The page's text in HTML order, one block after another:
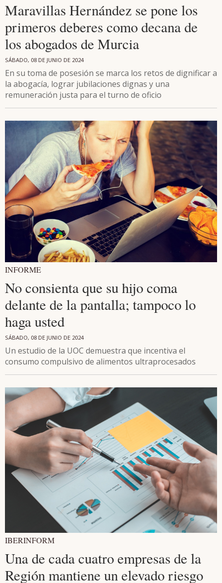
Maravillas Hernández se pone los
primeros deberes como decana de
los abogados de Murcia
SÁBADO, 08 DE JUNIO DE 2024
En su toma de posesión se marca los retos de dignificar a
la abogacía, lograr jubilaciones dignas y una
remuneración justa para el turno de oficio
INFORME
No consienta que su hijo coma
delante de la pantalla; tampoco lo
haga usted
SÁBADO, 08 DE JUNIO DE 2024
Un estudio de la UOC demuestra que incentiva el
consumo compulsivo de alimentos ultraprocesados
IBERINFORM
Una de cada cuatro empresas de la
Región mantiene un elevado riesgo